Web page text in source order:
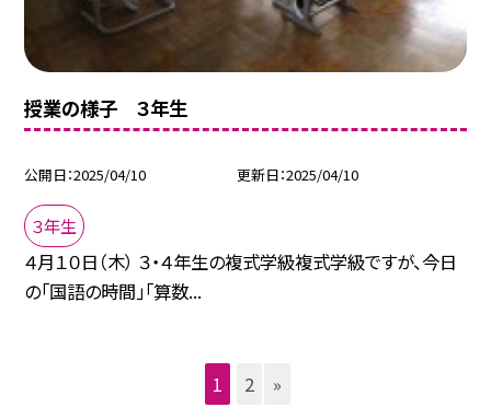
授業の様子 ３年生
公開日 2025/04/10 更新日 2025/04/10
３年生
４月１０日（木） ３・４年生の複式学級複式学級ですが、今日
の「国語の時間」「算数...
1 2 »